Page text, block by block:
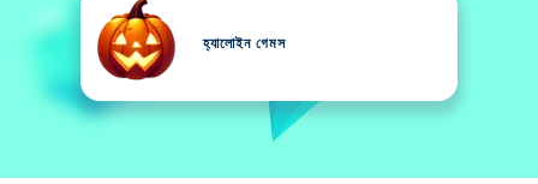
হ্যালোইন গেমস